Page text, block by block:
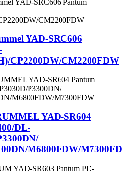
YAD-SRC606
CP2200DW/CM2200FDW
YAD-SR604
DL-
M6800FDW/